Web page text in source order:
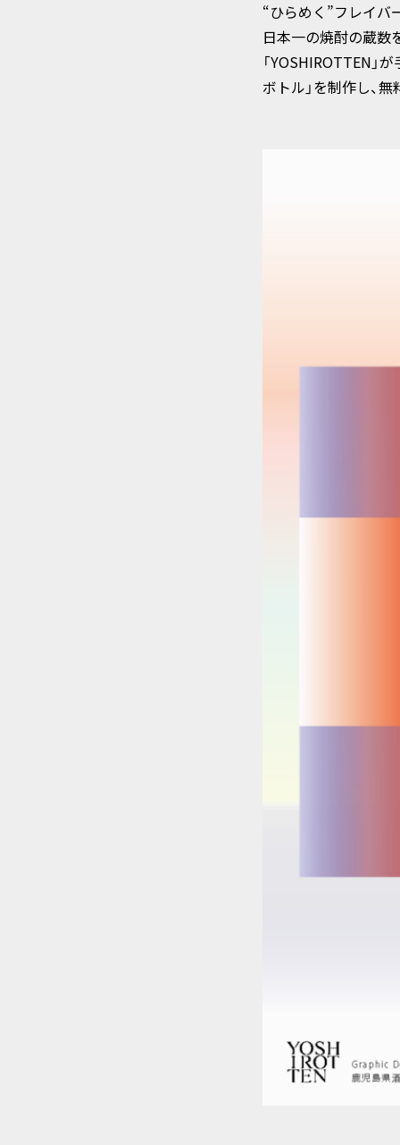
“ひらめく”フレイバ
日本一の焼酎の蔵数
「YOSHIROTTEN」
ボトル」を制作し、
株式会社ドリーム・ラボは、
第三者への提供の停止をい
7.社内体制の整備
株式会社ドリーム・ラボは